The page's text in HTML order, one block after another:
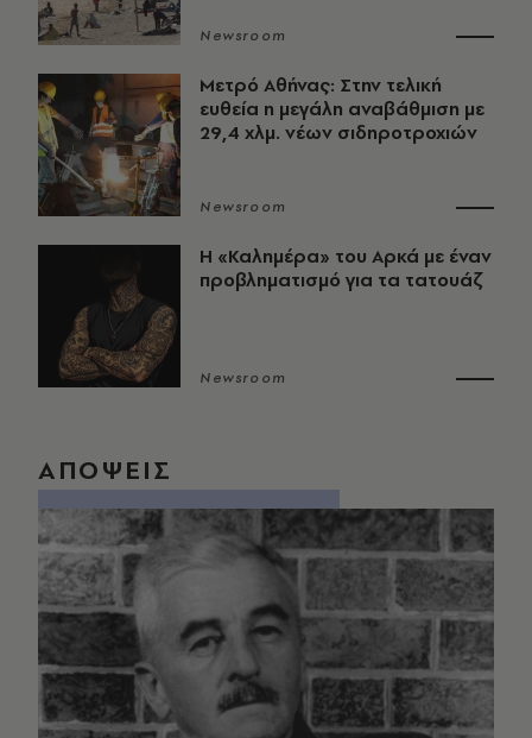
Newsroom
Μετρό Αθήνας: Στην τελική
ευθεία η μεγάλη αναβάθμιση με
29,4 χλμ. νέων σιδηροτροχιών
Newsroom
Η «Καλημέρα» του Αρκά με έναν
προβληματισμό για τα τατουάζ
Newsroom
ΑΠΟΨΕΙΣ